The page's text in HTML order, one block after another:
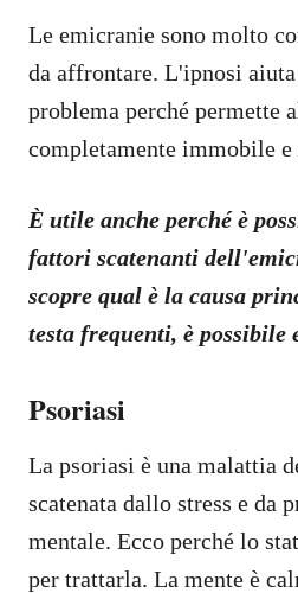
Le emicranie sono molto
da affrontare. L'ipnosi
problema perché permette
completamente immobile e
È utile anche perché è
fattori scatenanti
scopre qual è la causa
testa frequenti, è possibile
Psoriasi
La psoriasi è una malattia
scatenata dallo stress e da
mentale. Ecco perché lo
per trattarla. La mente è